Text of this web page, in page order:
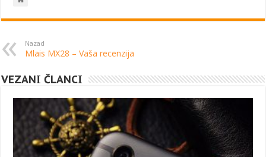
Nazad
Mlais MX28 – Vaša recenzija
VEZANI ČLANCI